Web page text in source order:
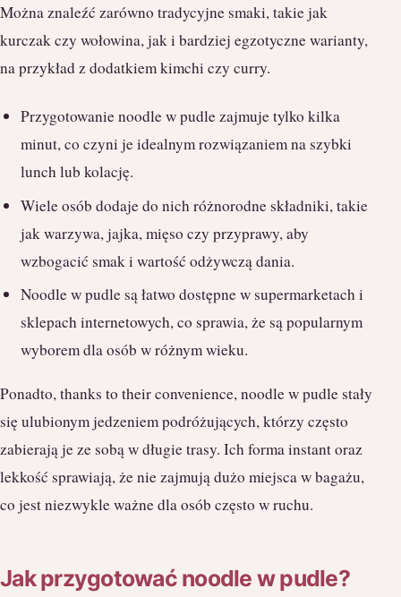
Można znaleźć zarówno tradycyjne smaki, takie jak
kurczak czy wołowina, jak i bardziej egzotyczne warianty,
na przykład z dodatkiem kimchi czy curry.
Przygotowanie noodle w pudle zajmuje tylko kilka
minut, co czyni je idealnym rozwiązaniem na szybki
lunch lub kolację.
Wiele osób dodaje do nich różnorodne składniki, takie
jak warzywa, jajka, mięso czy przyprawy, aby
wzbogacić smak i wartość odżywczą dania.
Noodle w pudle są łatwo dostępne w supermarketach i
sklepach internetowych, co sprawia, że są popularnym
wyborem dla osób w różnym wieku.
Ponadto, thanks to their convenience, noodle w pudle stały
się ulubionym jedzeniem podróżujących, którzy często
zabierają je ze sobą w długie trasy. Ich forma instant oraz
lekkość sprawiają, że nie zajmują dużo miejsca w bagażu,
co jest niezwykle ważne dla osób często w ruchu.
Jak przygotować noodle w pudle?